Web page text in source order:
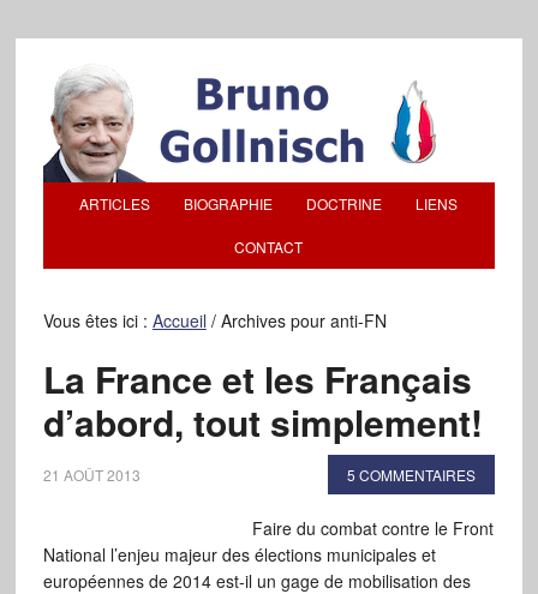
ARTICLES BIOGRAPHIE DOCTRINE LIENS
CONTACT
Vous êtes ici : Accueil /Archives pour anti-FN
La France et les Français
d’abord, tout simplement!
21 AOÛT 2013 5 COMMENTAIRES
Faire du combat contre le Front
National l’enjeu majeur des élections municipales et
européennes de 2014 est-il un gage de mobilisation des